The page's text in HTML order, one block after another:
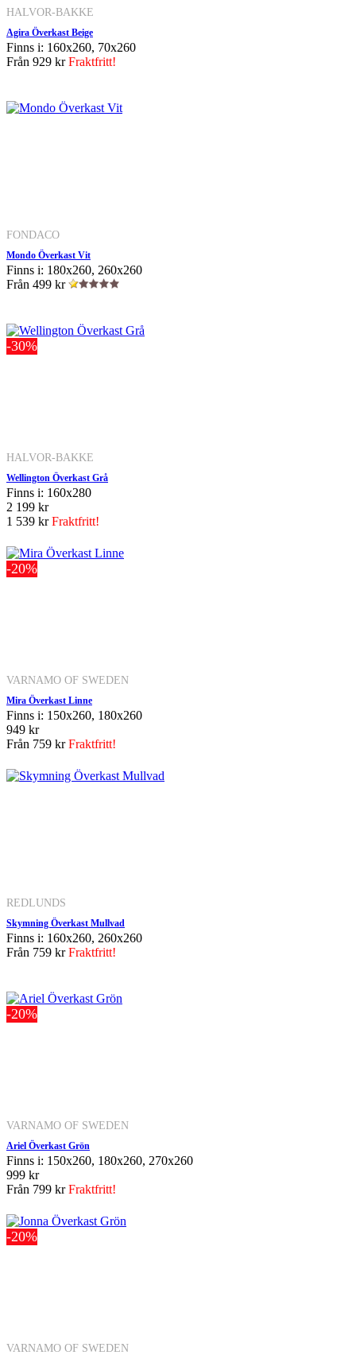
HALVOR-BAKKE
Agira Överkast Beige
Finns i: 160x260, 70x260
Från 929 krFraktfritt!
FONDACO
Mondo Överkast Vit
Finns i: 180x260, 260x260
Från 499 kr
-30%
HALVOR-BAKKE
Wellington Överkast Grå
Finns i: 160x280
2 199 kr
1 539 krFraktfritt!
-20%
VARNAMO OF SWEDEN
Mira Överkast Linne
Finns i: 150x260, 180x260
949 kr
Från 759 krFraktfritt!
REDLUNDS
Skymning Överkast Mullvad
Finns i: 160x260, 260x260
Från 759 krFraktfritt!
-20%
VARNAMO OF SWEDEN
Ariel Överkast Grön
Finns i: 150x260, 180x260, 270x260
999 kr
Från 799 krFraktfritt!
-20%
VARNAMO OF SWEDEN